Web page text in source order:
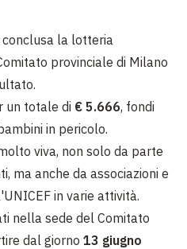
conclusa la lotteria
provinciale di Milano
un totale di € 5.666, fondi
in pericolo.
viva, non solo da parte
ma anche da associazioni e
in varie attività.
nella sede del Comitato
dal giorno 13 giugno